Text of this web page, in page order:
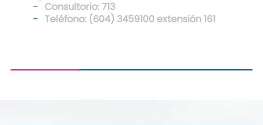
Consultorio: 713
Teléfono: (604) 3459100 extensión 161